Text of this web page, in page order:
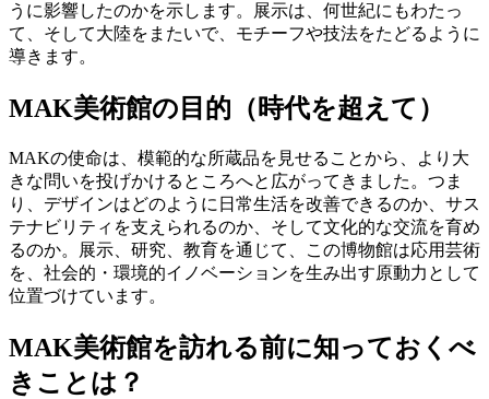
うに影響したのかを示します。展示は、何世紀にもわたっ
て、そして大陸をまたいで、モチーフや技法をたどるように
導きます。
MAK美術館の目的（時代を超えて）
MAKの使命は、模範的な所蔵品を見せることから、より大
きな問いを投げかけるところへと広がってきました。つま
り、デザインはどのように日常生活を改善できるのか、サス
テナビリティを支えられるのか、そして文化的な交流を育め
るのか。展示、研究、教育を通じて、この博物館は応用芸術
を、社会的・環境的イノベーションを生み出す原動力として
位置づけています。
MAK美術館を訪れる前に知っておくべ
きことは？